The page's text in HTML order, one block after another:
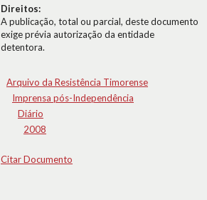
Direitos:
A publicação, total ou parcial, deste documento
exige prévia autorização da entidade
detentora.
Arquivo da Resistência Timorense
Imprensa pós-Independência
Diário
2008
Citar Documento